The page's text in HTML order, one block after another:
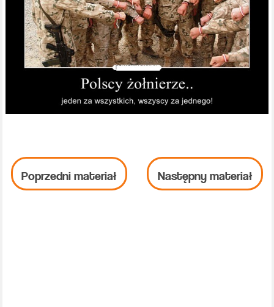
Poprzedni materiał Następny materiał